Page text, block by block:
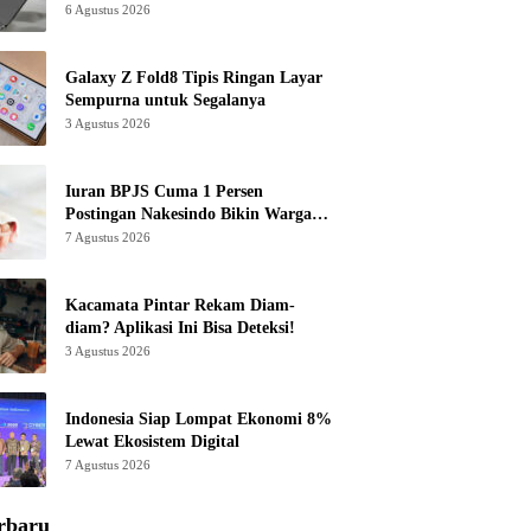
6 Agustus 2026
Galaxy Z Fold8 Tipis Ringan Layar
Sempurna untuk Segalanya
3 Agustus 2026
Iuran BPJS Cuma 1 Persen
Postingan Nakesindo Bikin Warganet
Murka
7 Agustus 2026
Kacamata Pintar Rekam Diam-
diam? Aplikasi Ini Bisa Deteksi!
3 Agustus 2026
Indonesia Siap Lompat Ekonomi 8%
Lewat Ekosistem Digital
7 Agustus 2026